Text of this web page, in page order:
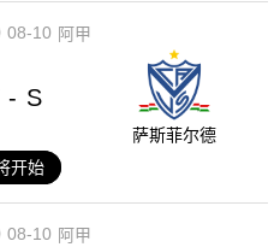
08-10 阿甲
- S
萨斯菲尔德
开始
08-10 阿甲